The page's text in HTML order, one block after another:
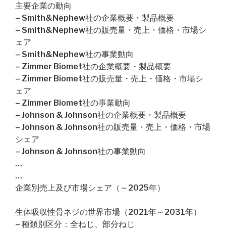
主要企業の動向
– Smith&Nephew社の企業概要・製品概要
– Smith&Nephew社の販売量・売上・価格・市場シ
ェア
– Smith&Nephew社の事業動向
– Zimmer Biomet社の企業概要・製品概要
– Zimmer Biomet社の販売量・売上・価格・市場シ
ェア
– Zimmer Biomet社の事業動向
– Johnson & Johnson社の企業概要・製品概要
– Johnson & Johnson社の販売量・売上・価格・市場
シェア
– Johnson & Johnson社の事業動向
…
…
企業別売上及び市場シェア（～2025年）
生体吸収性骨ネジの世界市場（2021年～2031年）
– 種類別区分：全ねじ、部分ねじ